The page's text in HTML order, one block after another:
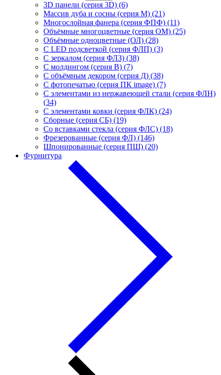
3D панели (серия 3D) (6)
Массив дуба и сосны (серия М) (21)
Многослойная фанера (серия ФПФ) (11)
Объёмные многоцветные (серия ОМ) (25)
Объёмные одноцветные (ОЛ) (28)
С LED подсветкой (серия ФЛП) (3)
С зеркалом (серия ФЛЗ) (38)
С молдингом (серия В) (7)
С объёмным декором (серия Д) (38)
С фотопечатью (серия ПК image) (7)
С элементами из нержавеющей стали (серия ФЛН)
(34)
С элементами ковки (серия ФЛК) (24)
Сборные (серия СБ) (19)
Со вставками стекла (серия ФЛС) (18)
Фрезерованные (серия ФЛ) (146)
Шпонированные (серия ПШ) (20)
Фурнитура